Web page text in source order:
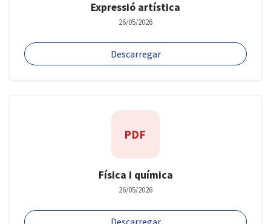
Expressió artística
26/05/2026
Descarregar
PDF
Física i química
26/05/2026